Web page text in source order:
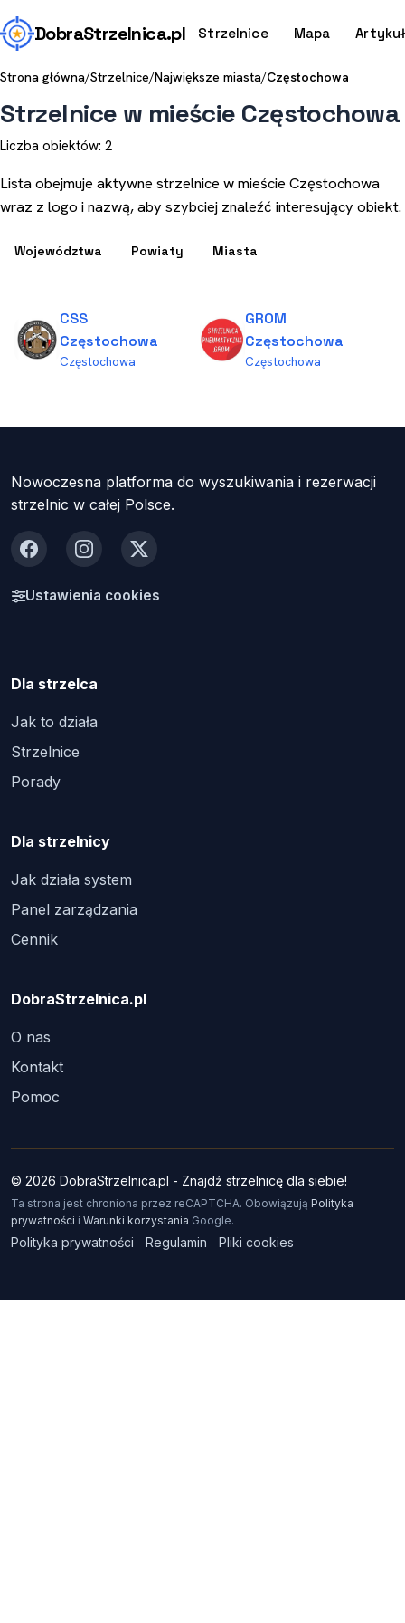
DobraStrzelnica.pl Strzelnice Mapa
Strona główna/Strzelnice/Największe miasta/Częstochowa
Strzelnice w mieście Częstochowa
Liczba obiektów: 2
Lista obejmuje aktywne strzelnice w mieście Częstochowa
wraz z logo i nazwą, aby szybciej znaleźć interesujący obiekt.
Województwa Powiaty Miasta
CSS
Częstochowa
Częstochowa
GROM
Częstochowa
Częstochowa
Nowoczesna platforma do wyszukiwania i rezerwacji
strzelnic w całej Polsce.
FacebookInstagram
X
Ustawienia cookies
Dla strzelca
Jak to działa
Strzelnice
Porady
Dla strzelnicy
Jak działa system
Panel zarządzania
Cennik
DobraStrzelnica.pl
O nas
Kontakt
Pomoc
© 2026 DobraStrzelnica.pl - Znajdź strzelnicę dla siebie!
Ta strona jest chroniona przez reCAPTCHA. Obowiązują Polityka
prywatności i Warunki korzystania Google.
Polityka prywatności Regulamin Pliki cookies